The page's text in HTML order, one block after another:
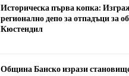
Историческа първа копка:
регионално депо за отпадъци за
Кюстендил
Община Банско изрази